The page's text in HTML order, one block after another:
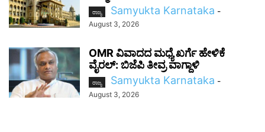
ರಾಜ್ಯ Samyukta Karnataka -
August 3, 2026
OMR ವಿವಾದದ ಮಧ್ಯೆ ಖರ್ಗೆ ಹೇಳಿಕೆ
ವೈರಲ್: ಬಿಜೆಪಿ ತೀವ್ರ ವಾಗ್ದಾಳಿ
ರಾಜ್ಯ Samyukta Karnataka -
August 3, 2026